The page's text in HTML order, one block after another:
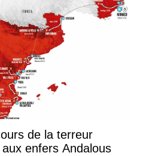
de la terreur
enfers Andalous